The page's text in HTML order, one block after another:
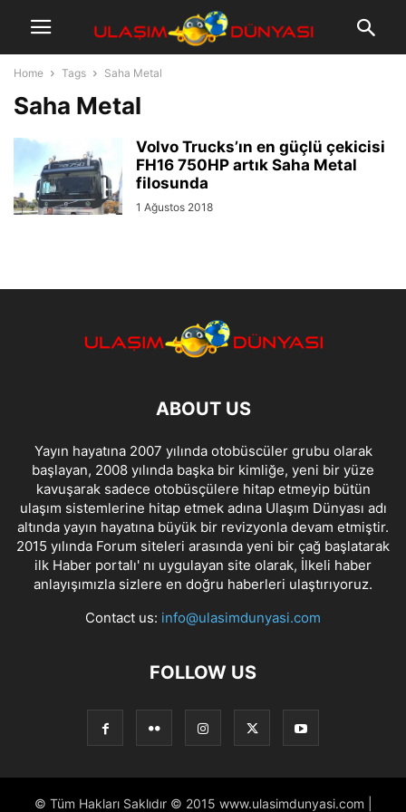
Home Tags Saha Metal
Saha Metal
Volvo Trucks’ın en güçlü çekicisi
FH16 750HP artık Saha Metal
filosunda
1 Ağustos 2018
ABOUT US
Yayın hayatına 2007 yılında otobüscüler grubu olarak
başlayan, 2008 yılında başka bir kimliğe, yeni bir yüze
kavuşarak sadece otobüsçülere hitap etmeyip bütün
ulaşım sistemlerine hitap etmek adına Ulaşım Dünyası adı
altında yayın hayatına büyük bir revizyonla devam etmiştir.
2015 yılında Forum siteleri arasında yeni bir çağ başlatarak
ilk Haber portalı' nı uygulayan site olarak, İlkeli haber
anlayışımızla sizlere en doğru haberleri ulaştırıyoruz.
Contact us: info@ulasimdunyasi.com
FOLLOW US
© Tüm Hakları Saklıdır © 2015 www.ulasimdunyasi.com |